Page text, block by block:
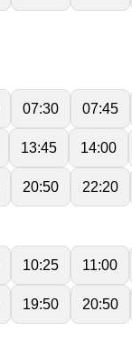
07:30 07:45
13:45 14:00
20:50 22:20
10:25 11:00
19:50 20:50